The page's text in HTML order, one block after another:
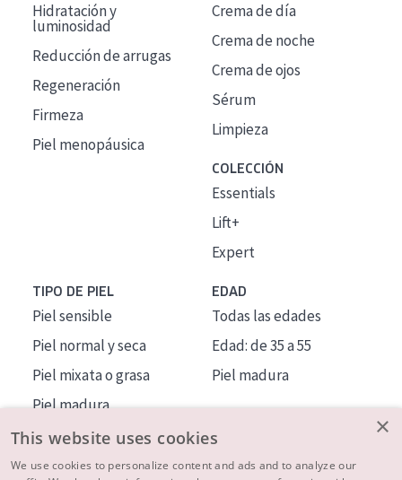
Hidratación y
luminosidad
Reducción de arrugas
Regeneración
Firmeza
Piel menopáusica
Crema de día
Crema de noche
Crema de ojos
Sérum
Limpieza
COLECCIÓN
Essentials
Lift+
Expert
TIPO DE PIEL
Piel sensible
Piel normal y seca
Piel mixata o grasa
Piel madura
Piel expuesta al sol
Piel menopáusica
EDAD
Todas las edades
Edad: de 35 a 55
Piel madura
×
This website uses cookies
We use cookies to personalize content and ads and to analyze our